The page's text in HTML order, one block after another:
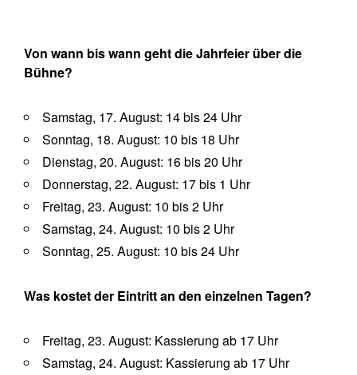
Von wann bis wann geht die Jahrfeier über die
Bühne?
Samstag, 17. August: 14 bis 24 Uhr
Sonntag, 18. August: 10 bis 18 Uhr
Dienstag, 20. August: 16 bis 20 Uhr
Donnerstag, 22. August: 17 bis 1 Uhr
Freitag, 23. August: 10 bis 2 Uhr
Samstag, 24. August: 10 bis 2 Uhr
Sonntag, 25. August: 10 bis 24 Uhr
Was kostet der Eintritt an den einzelnen Tagen?
Freitag, 23. August: Kassierung ab 17 Uhr
Samstag, 24. August: Kassierung ab 17 Uhr